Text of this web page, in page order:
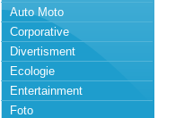
Auto Moto
Corporative
Divertisment
Ecologie
Entertainment
Foto